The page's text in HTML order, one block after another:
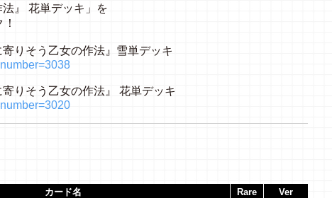
』 花単デッキ」を
りそう乙女の作法』雪単デッキ
りそう乙女の作法』 花単デッキ
カード名 Rare
Ver